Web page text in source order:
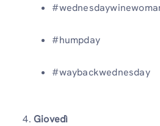
#humpday
#waybackwednesday
4. Giovedì